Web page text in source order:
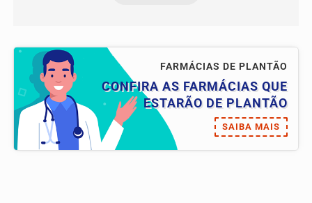
FARMÁCIAS DE PLANTÃO
CONFIRA AS FARMÁCIAS QUE
ESTARÃO DE PLANTÃO
SAIBA MAIS